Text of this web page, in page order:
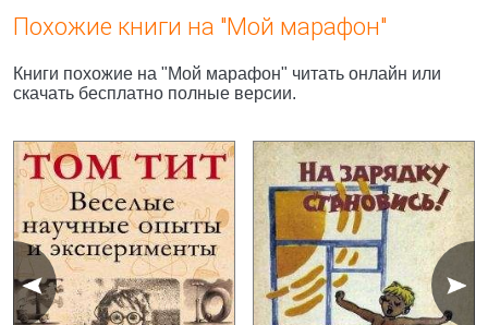
Похожие книги на "Мой марафон"
Книги похожие на "Мой марафон" читать онлайн или
скачать бесплатно полные версии.